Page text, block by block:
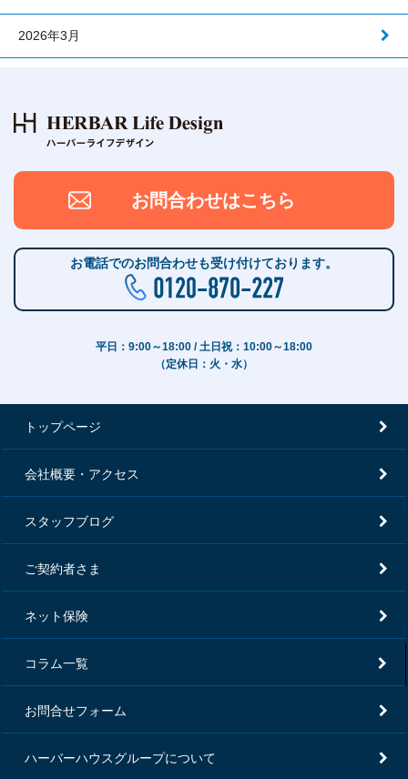
2026年3月
お問合わせはこちら
お電話でのお問合わせも受け付けております。
平日：9:00～18:00 / 土日祝：10:00～18:00
（定休日：火・水）
トップページ
会社概要・アクセス
スタッフブログ
ご契約者さま
ネット保険
コラム一覧
お問合せフォーム
ハーバーハウスグループについて